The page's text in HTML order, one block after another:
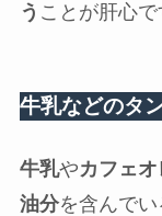
う ことが肝心で
牛乳などのタ
牛乳やカフェオ
油分を含んでい